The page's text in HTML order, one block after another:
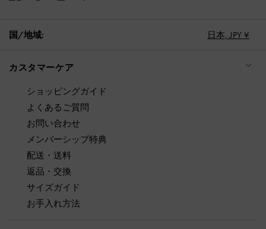
国/地域: 日本, JPY ¥
カスタマーケア
ショッピングガイド
よくあるご質問
お問い合わせ
メンバーシップ特典
配送・送料
返品・交換
サイズガイド
お手入れ方法